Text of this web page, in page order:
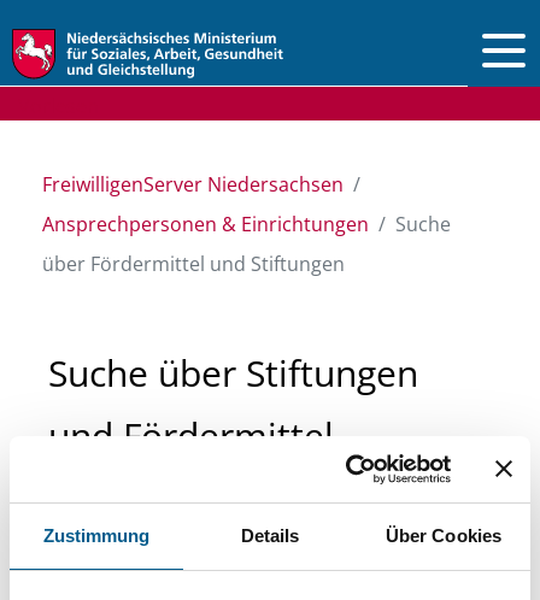
Zustimmung Details Über Cookies
FreiwilligenServer Niedersachsen
Ansprechpersonen & Einrichtungen
Suche
über Fördermittel und Stiftungen
Suche über Stiftungen
und Fördermittel
Sie suchen finanzielle Unterstützung für ein
Projekt oder ein Vorhaben? Hier können Sie